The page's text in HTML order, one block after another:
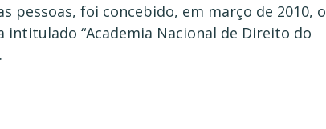
pessoas, foi concebido, em março de 2010, o
intitulado “Academia Nacional de Direito do